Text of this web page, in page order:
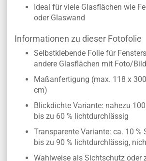
Ideal für viele Glasflächen wie
oder Glaswand
Informationen zu dieser Fotofolie
Selbstklebende Folie für
andere Glasflächen mit Foto/
Maßanfertigung (max. 118 x
cm)
Blickdichte Variante: nahezu
bis zu 60 % lichtdurchlässig
Transparente Variante: ca. 10 %
bis zu 90 % lichtdurchlässig,
Wahlweise als Sichtschutz oder